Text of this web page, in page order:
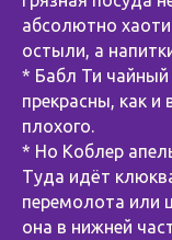
абсолютно
остыли, а
* Бабл Ти чайный
прекрасны, как и
плохого.
* Но Коблер
Туда идёт
перемолота или
она в нижней